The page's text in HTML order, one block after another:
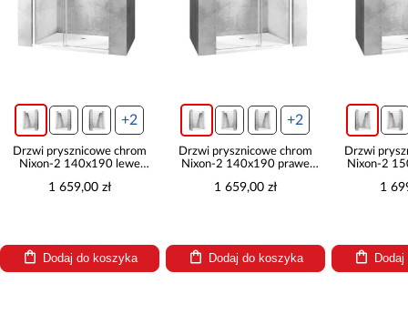
+2
Drzwi prysznicowe chrom
Nixon-2 140x190 lewe
1 659,00 zł
Dodaj do koszyka
+2
Drzwi prysznicowe chrom
Nixon-2 140x190 prawe
1 659,00 zł
Dodaj do koszyka
Drzwi
Nixon-2
1